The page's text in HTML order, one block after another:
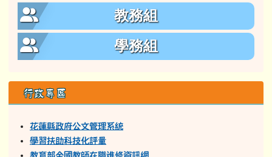
教務組
學務組
行政專區
花蓮縣政府公文管理系統
學習扶助科技化評量